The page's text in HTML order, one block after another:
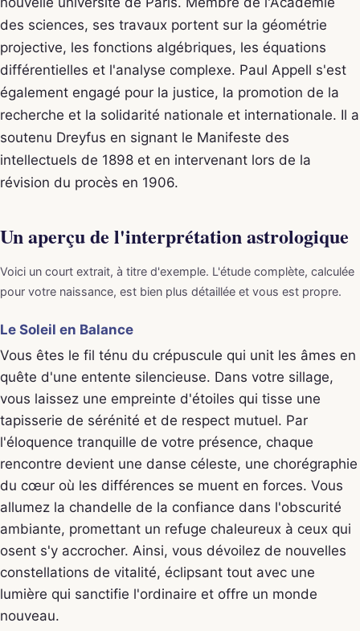
des sciences, ses travaux portent sur la géométrie
projective, les fonctions algébriques, les équations
différentielles et l'analyse complexe. Paul Appell s'est
également engagé pour la justice, la promotion de la
recherche et la solidarité nationale et internationale. Il a
soutenu Dreyfus en signant le Manifeste des
intellectuels de 1898 et en intervenant lors de la
révision du procès en 1906.
Un aperçu de l'interprétation astrologique
Voici un court extrait, à titre d'exemple. L'étude complète, calculée
pour votre naissance, est bien plus détaillée et vous est propre.
Le Soleil en Balance
Vous êtes le fil ténu du crépuscule qui unit les âmes en
quête d'une entente silencieuse. Dans votre sillage,
vous laissez une empreinte d'étoiles qui tisse une
tapisserie de sérénité et de respect mutuel. Par
l'éloquence tranquille de votre présence, chaque
rencontre devient une danse céleste, une chorégraphie
du cœur où les différences se muent en forces. Vous
allumez la chandelle de la confiance dans l'obscurité
ambiante, promettant un refuge chaleureux à ceux qui
osent s'y accrocher. Ainsi, vous dévoilez de nouvelles
constellations de vitalité, éclipsant tout avec une
lumière qui sanctifie l'ordinaire et offre un monde
nouveau.